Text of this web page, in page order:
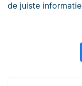
de juiste